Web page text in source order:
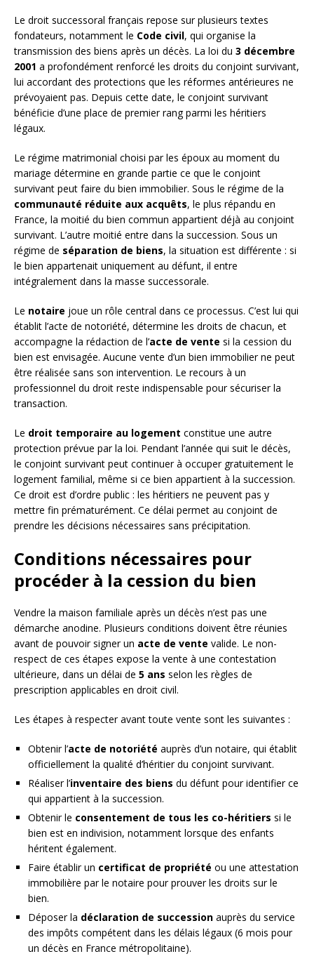
Le droit successoral français repose sur plusieurs textes
fondateurs, notamment le Code civil, qui organise la
transmission des biens après un décès. La loi du 3 décembre
2001 a profondément renforcé les droits du conjoint survivant,
lui accordant des protections que les réformes antérieures ne
prévoyaient pas. Depuis cette date, le conjoint survivant
bénéficie d’une place de premier rang parmi les héritiers
légaux.
Le régime matrimonial choisi par les époux au moment du
mariage détermine en grande partie ce que le conjoint
survivant peut faire du bien immobilier. Sous le régime de la
communauté réduite aux acquêts, le plus répandu en
France, la moitié du bien commun appartient déjà au conjoint
survivant. L’autre moitié entre dans la succession. Sous un
régime de séparation de biens, la situation est différente : si
le bien appartenait uniquement au défunt, il entre
intégralement dans la masse successorale.
Le notaire joue un rôle central dans ce processus. C’est lui qui
établit l’acte de notoriété, détermine les droits de chacun, et
accompagne la rédaction de l’acte de vente si la cession du
bien est envisagée. Aucune vente d’un bien immobilier ne peut
être réalisée sans son intervention. Le recours à un
professionnel du droit reste indispensable pour sécuriser la
transaction.
Le droit temporaire au logement constitue une autre
protection prévue par la loi. Pendant l’année qui suit le décès,
le conjoint survivant peut continuer à occuper gratuitement le
logement familial, même si ce bien appartient à la succession.
Ce droit est d’ordre public : les héritiers ne peuvent pas y
mettre fin prématurément. Ce délai permet au conjoint de
prendre les décisions nécessaires sans précipitation.
Conditions nécessaires pour
procéder à la cession du bien
Vendre la maison familiale après un décès n’est pas une
démarche anodine. Plusieurs conditions doivent être réunies
avant de pouvoir signer un acte de vente valide. Le non-
respect de ces étapes expose la vente à une contestation
ultérieure, dans un délai de 5 ans selon les règles de
prescription applicables en droit civil.
Les étapes à respecter avant toute vente sont les suivantes :
Obtenir l’acte de notoriété auprès d’un notaire, qui établit
officiellement la qualité d’héritier du conjoint survivant.
Réaliser l’inventaire des biens du défunt pour identifier ce
qui appartient à la succession.
Obtenir le consentement de tous les co-héritiers si le
bien est en indivision, notamment lorsque des enfants
héritent également.
Faire établir un certificat de propriété ou une attestation
immobilière par le notaire pour prouver les droits sur le
bien.
Déposer la déclaration de succession auprès du service
des impôts compétent dans les délais légaux (6 mois pour
un décès en France métropolitaine).